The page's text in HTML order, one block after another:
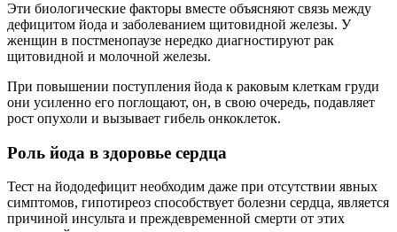
Эти биологические факторы вместе объясняют связь между
дефицитом йода и заболеванием щитовидной железы. У
женщин в постменопаузе нередко диагностируют рак
щитовидной и молочной железы.
При повышении поступления йода к раковым клеткам груди
они усиленно его поглощают, он, в свою очередь, подавляет
рост опухоли и вызывает гибель онкоклеток.
Роль йода в здоровье сердца
Тест на йододефицит необходим даже при отсутствии явных
симптомов, гипотиреоз способствует болезни сердца, является
причиной инсульта и преждевременной смерти от этих